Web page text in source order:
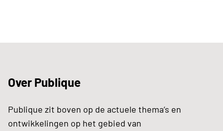
Over Publique
Publique zit boven op de actuele thema’s en
ontwikkelingen op het gebied van